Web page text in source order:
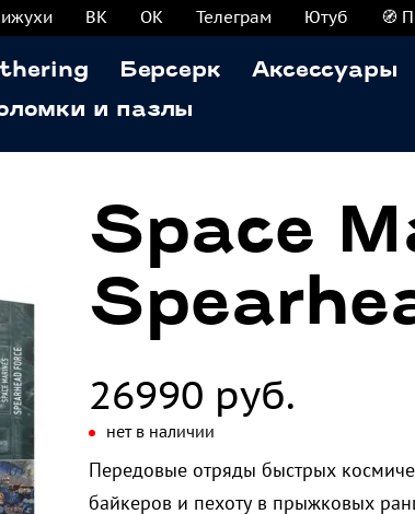
ВК ОК Телеграм Ютуб 🧭
Берсерк
Аксессуары
и пазлы
Space
26990 руб.
нет в наличии
Передовые отряды быстрых
байкеров и пехоту в прыжковых